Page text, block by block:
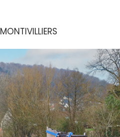
MONTIVILLIERS